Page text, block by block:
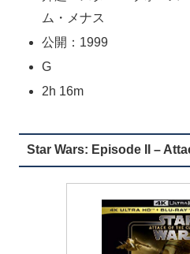
ム・メナス
公開：1999
G
2h 16m
Star Wars: Episode II –